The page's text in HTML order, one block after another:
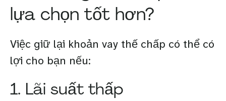
lựa chọn tốt hơn?
Việc giữ lại khoản vay thế chấp có thể có
lợi cho bạn nếu:
1. Lãi suất thấp